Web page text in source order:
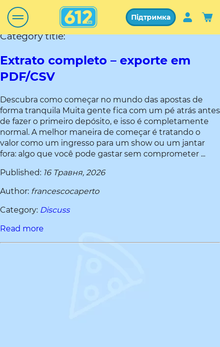
Підтримка
Category title:
Extrato completo – exporte em
PDF/CSV
Descubra como começar no mundo das apostas de
forma tranquila Muita gente fica com um pé atrás antes
de fazer o primeiro depósito, e isso é completamente
normal. A melhor maneira de começar é tratando o
valor como um ingresso para um show ou um jantar
fora: algo que você pode gastar sem comprometer ...
Published: 16 Травня, 2026
Author: francescocaperto
Category: Discuss
Read more